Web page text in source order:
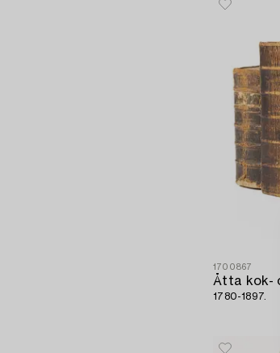
1700867
1780-1897.